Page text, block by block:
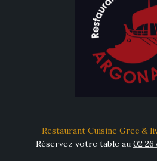
– Restaurant Cuisine Grec &
Réservez votre table au 02